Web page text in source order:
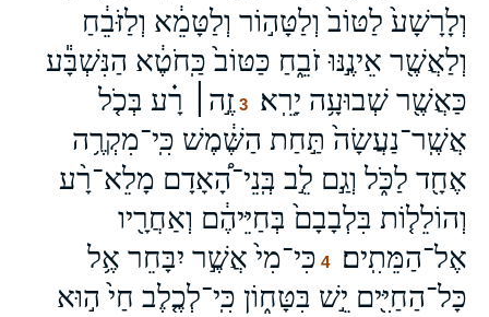
וְלָרָשָׁע֙ לַטּוֹב֙ וְלַטָּה֣וֹר וְלַטָּמֵ֔א וְלַזֹּבֵ֔חַ
וְלַאֲשֶׁ֖ר אֵינֶ֣נּוּ זֹבֵ֑חַ כַּטּוֹב֙ כַּֽחֹטֶ֔א הַנִּשְׁבָּ֕ע
כַּאֲשֶׁ֖ר שְׁבוּעָ֥ה יָרֵֽא׃
3 זֶ֣ה׀ רָ֗ע בְּכֹ֤ל
אֲשֶֽׁר־נַעֲשָׂה֙ תַּ֣חַת הַשֶּׁ֔מֶשׁ כִּֽי־מִקְרֶ֥ה
אֶחָ֖ד לַכֹּ֑ל וְגַ֣ם לֵ֣ב בְּֽנֵי־הָ֠אָדָם מָלֵא־רָ֨ע
וְהוֹלֵל֤וֹת בִּלְבָבָם֙ בְּחַיֵּיהֶ֔ם וְאַחֲרָ֖יו
אֶל־הַמֵּתִֽים׃
4 כִּי־מִי֙ אֲשֶׁ֣ר יִבָּחֵר אֶ֥ל
כָּל־הַחַיִּ֖ים יֵ֣שׁ בִּטָּח֑וֹן כִּֽי־לְכֶ֤לֶב חַי֙ ה֣וּא